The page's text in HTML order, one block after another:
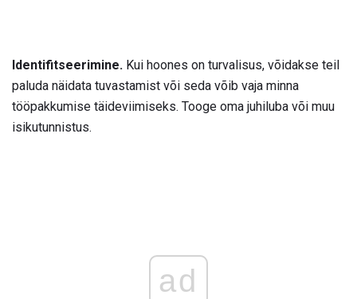
Identifitseerimine. Kui hoones on turvalisus, võidakse teil
paluda näidata tuvastamist või seda võib vaja minna
tööpakkumise täideviimiseks. Tooge oma juhiluba või muu
isikutunnistus.
ad